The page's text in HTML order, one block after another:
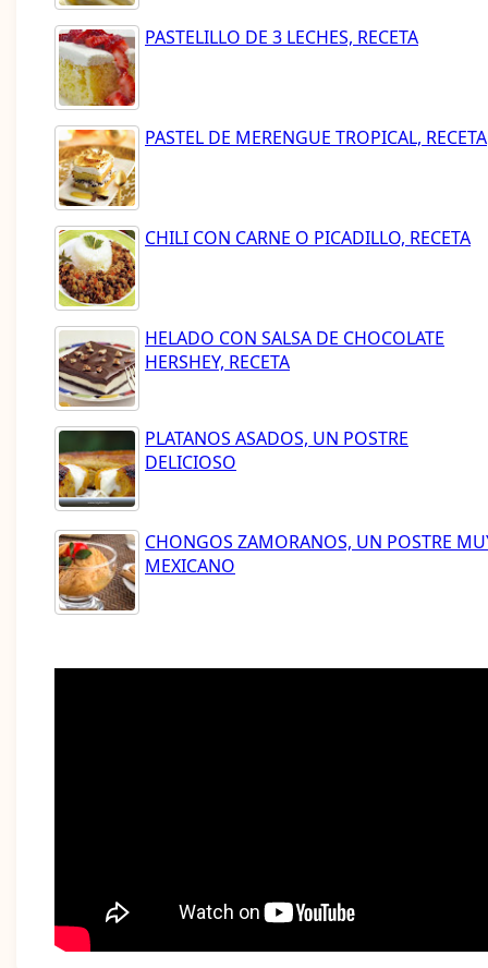
PASTELILLO DE 3 LECHES, RECETA
PASTEL DE MERENGUE TROPICAL, RECETA
CHILI CON CARNE O PICADILLO, RECETA
HELADO CON SALSA DE CHOCOLATE
HERSHEY, RECETA
PLATANOS ASADOS, UN POSTRE
DELICIOSO
CHONGOS ZAMORANOS, UN POSTRE
MEXICANO